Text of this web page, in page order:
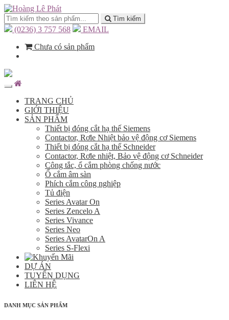
Tìm kiếm
(0236) 3 757 568
EMAIL
Chưa có sản phẩm
TRANG CHỦ
GIỚI THIỆU
SẢN PHẨM
Thiết bị đóng cắt hạ thế Siemens
Contactor, Rơle Nhiệt bảo vệ động cơ Siemens
Thiết bị đóng cắt hạ thế Schneider
Contactor, Rơle nhiệt, Bảo vệ động cơ Schneider
Công tắc, ổ cắm phòng chống nước
Ổ cắm âm sàn
Phích cắm công nghiệp
Tủ điện
Series Avatar On
Series Zencelo A
Series Vivance
Series Neo
Series AvatarOn A
Series S-Flexi
DỰ ÁN
TUYỂN DỤNG
LIÊN HỆ
DANH MỤC SẢN PHẨM